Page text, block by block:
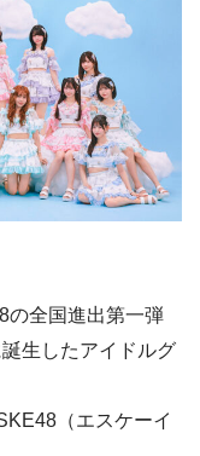
の全国進出第一弾
生したアイドルグ
（エスケーイ